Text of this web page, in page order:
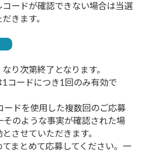
ードが確認できない場合は当選
きます。
り次第終了となります。
1コードにつき1回のみ有効で
ードを使用した複数回のご応募
そのような事実が確認された場
させていただきます。
てまとめて応募してください。一